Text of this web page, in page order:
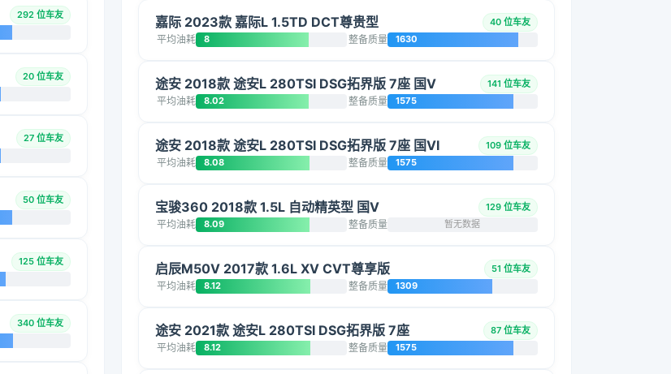
292 位车友
20 位车友
27 位车友
50 位车友
125 位车友
340 位车友
嘉际 2023款 嘉际L 1.5TD DCT尊贵型 40 位车友
平均油耗 8 整备质量 1630
途安 2018款 途安L 280TSI DSG拓界版 7座 国V 141 位车友
平均油耗 8.02 整备质量 1575
途安 2018款 途安L 280TSI DSG拓界版 7座 国VI 109 位车友
平均油耗 8.08 整备质量 1575
宝骏360 2018款 1.5L 自动精英型 国V 129 位车友
平均油耗 8.09 整备质量 暂无数据
启辰M50V 2017款 1.6L XV CVT尊享版 51 位车友
平均油耗 8.12 整备质量 1309
途安 2021款 途安L 280TSI DSG拓界版 7座 87 位车友
平均油耗 8.12 整备质量 1575